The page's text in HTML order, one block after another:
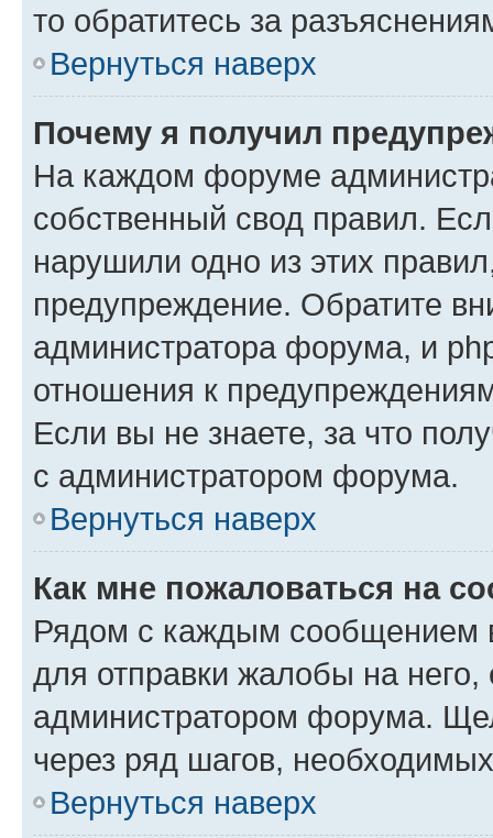
то обратитесь за
Вернуться наверх
Почему я получил
На каждом форуме
собственный свод правил.
нарушили одно из этих
предупреждение. Обратите
администратора форума, и
отношения к
Если вы не знаете, за что
с администратором форума.
Вернуться наверх
Как мне пожаловаться на
Рядом с каждым сообщением
для отправки жалобы на
администратором форума.
через ряд шагов,
Вернуться наверх